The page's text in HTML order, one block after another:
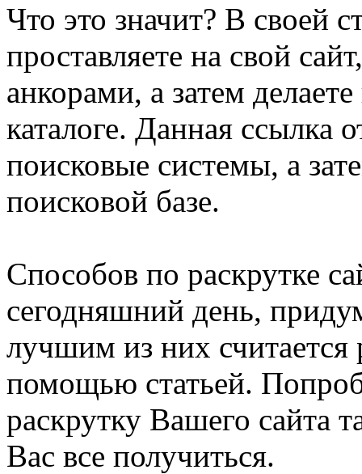
Что это значит? В своей
проставляете на свой
анкорами, а затем
каталоге. Данная ссылка
поисковые системы, а
поисковой базе.
Способов по раскрутке
сегодняшний день,
лучшим из них считается
помощью статьей.
раскрутку Вашего сайта
Вас все получиться.